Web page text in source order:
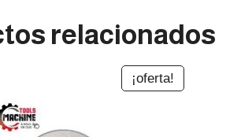
relacionados
¡oferta!